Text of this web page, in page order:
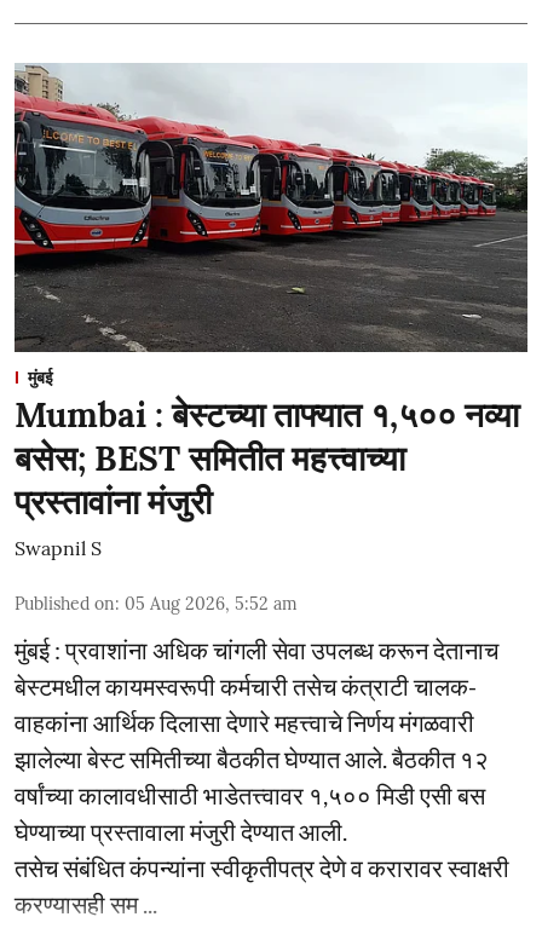
मुंबई
Mumbai : बेस्टच्या ताफ्यात १,५०० नव्या
बसेस; BEST समितीत महत्त्वाच्या
प्रस्तावांना मंजुरी
Swapnil S
Published on: 05 Aug 2026, 5:52 am
मुंबई : प्रवाशांना अधिक चांगली सेवा उपलब्ध करून देतानाच
बेस्टमधील कायमस्वरूपी कर्मचारी तसेच कंत्राटी चालक-
वाहकांना आर्थिक दिलासा देणारे महत्त्वाचे निर्णय मंगळवारी
झालेल्या बेस्ट समितीच्या बैठकीत घेण्यात आले. बैठकीत १२
वर्षांच्या कालावधीसाठी भाडेतत्त्वावर १,५०० मिडी एसी बस
घेण्याच्या प्रस्तावाला मंजुरी देण्यात आली.
तसेच संबंधित कंपन्यांना स्वीकृतीपत्र देणे व करारावर स्वाक्षरी
करण्यासही सम ...